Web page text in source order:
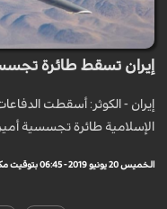
إيران تسقط طائرة
إيران - الكوثر: أسقطت
الإسلامية طائرة تجسسية
الخميس 20 يونيو 2019 - 06:45 بتوقيت مكة